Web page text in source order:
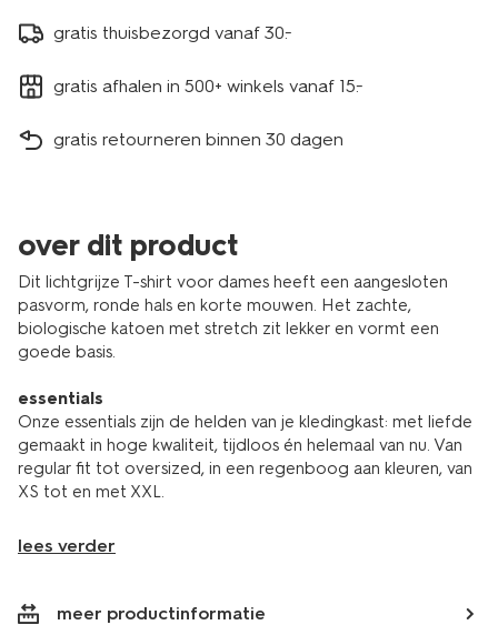
gratis thuisbezorgd vanaf 30.-
gratis afhalen in 500+ winkels vanaf 15.-
gratis retourneren binnen 30 dagen
over dit product
Dit lichtgrijze T-shirt voor dames heeft een aangesloten
pasvorm, ronde hals en korte mouwen. Het zachte,
biologische katoen met stretch zit lekker en vormt een
goede basis.
essentials
Onze essentials zijn de helden van je kledingkast: met liefde
gemaakt in hoge kwaliteit, tijdloos én helemaal van nu. Van
regular fit tot oversized, in een regenboog aan kleuren, van
XS tot en met XXL.
lees verder
meer productinformatie